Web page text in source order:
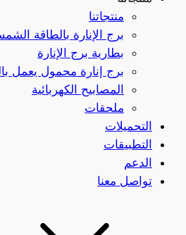
منتجاتنا
برج الإنارة بالطاقة
بطارية برج الإنارة
برج إنارة محمول يعمل
المصابيح الكهربائية
ملحقات
التحميلات
التطبيقات
الدعم
تواصل معنا